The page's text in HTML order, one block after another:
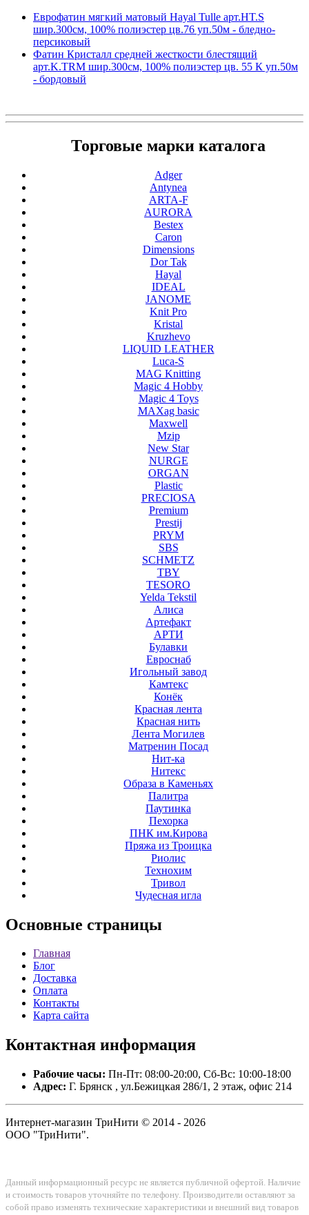
Еврофатин мягкий матовый Hayal Tulle арт.HT.S
шир.300см, 100% полиэстер цв.76 уп.50м - бледно-
персиковый
Фатин Кристалл средней жесткости блестящий
арт.K.TRM шир.300см, 100% полиэстер цв. 55 К уп.50м
- бордовый
Торговые марки каталога
Adger
Antynea
ARTA-F
AURORA
Bestex
Caron
Dimensions
Dor Tak
Hayal
IDEAL
JANOME
Knit Pro
Kristal
Kruzhevo
LIQUID LEATHER
Luca-S
MAG Knitting
Magic 4 Hobby
Magic 4 Toys
MAXag basic
Maxwell
Mzip
New Star
NURGE
ORGAN
Plastic
PRECIOSA
Premium
Prestij
PRYM
SBS
SCHMETZ
TBY
TESORO
Yelda Tekstil
Алиса
Артефакт
АРТИ
Булавки
Евроснаб
Игольный завод
Камтекс
Конёк
Красная лента
Красная нить
Лента Могилев
Матренин Посад
Нит-ка
Нитекс
Образа в Каменьях
Палитра
Паутинка
Пехорка
ПНК им.Кирова
Пряжа из Троицка
Риолис
Технохим
Тривол
Чудесная игла
Основные страницы
Главная
Блог
Доставка
Оплата
Контакты
Карта сайта
Контактная информация
Рабочие часы: Пн-Пт: 08:00-20:00, Сб-Вс: 10:00-18:00
Адрес: Г. Брянск , ул.Бежицкая 286/1, 2 этаж, офис 214
Интернет-магазин ТриНити © 2014 - 2026
ООО "ТриНити".
Данный информационный ресурс не является публичной офертой. Наличие
и стоимость товаров уточняйте по телефону. Производители оставляют за
собой право изменять технические характеристики и внешний вид товаров